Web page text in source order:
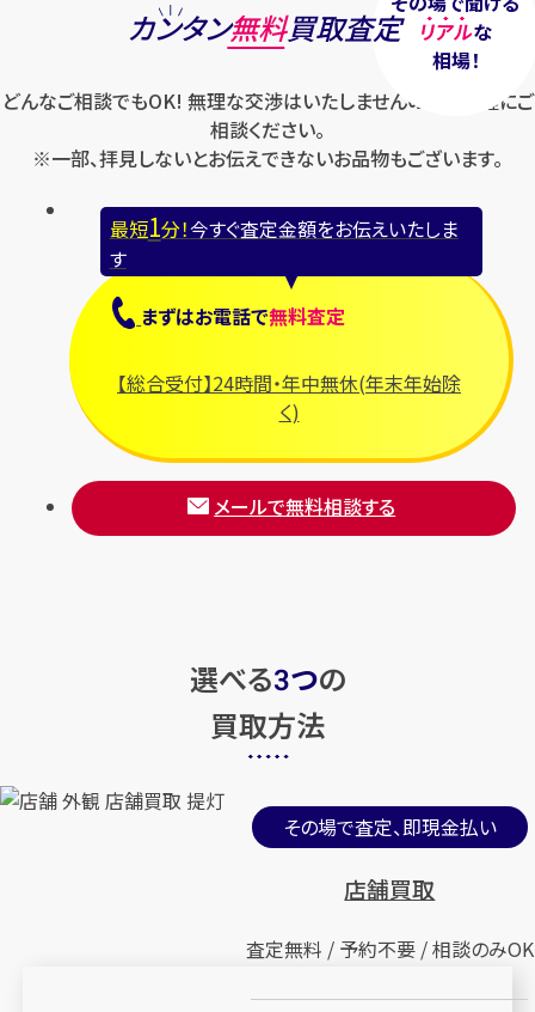
リアルな
相場！
カンタン無料買取査定
どんなご相談でもOK! 無理な交渉はいたしませんのでお気軽にご
相談ください。
※一部、拝見しないとお伝えできないお品物もございます。
最短1分！今すぐ査定金額をお伝えいたしま
す
まずはお電話で無料査定
【総合受付】24時間・年中無休(年末年始除
く)
メールで無料相談する
選べる3つの
買取方法
その場で査定、即現金払い
店舗買取
査定無料 / 予約不要 / 相談のみOK